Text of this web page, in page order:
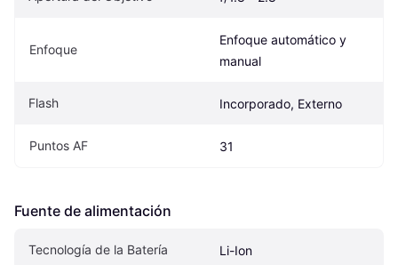
Enfoque
Enfoque automático y
manual
Flash Incorporado, Externo
Puntos AF 31
Fuente de alimentación
Tecnología de la Batería Li-Ion